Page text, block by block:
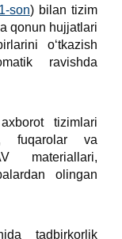
son) bilan tizim
qonun hujjatlari
oʻtkazish
ravishda
tizimlari
fuqarolar va
materiallari,
olingan
tadbirkorlik